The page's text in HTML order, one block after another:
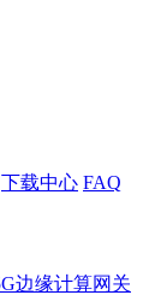
下载中心 FAQ
边缘计算网关